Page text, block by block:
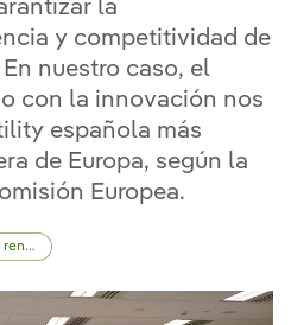
la
y competitividad de
nuestro caso, el
con la innovación nos
española más
de Europa, según la
Europea.